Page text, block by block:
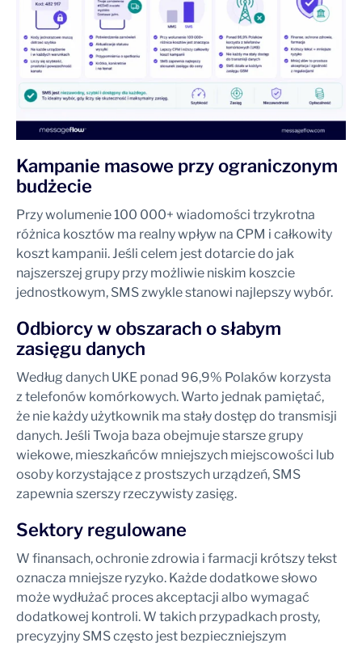
Kampanie masowe przy ograniczonym
budżecie
Przy wolumenie 100 000+ wiadomości trzykrotna
różnica kosztów ma realny wpływ na CPM i całkowity
koszt kampanii. Jeśli celem jest dotarcie do jak
najszerszej grupy przy możliwie niskim koszcie
jednostkowym, SMS zwykle stanowi najlepszy wybór.
Odbiorcy w obszarach o słabym
zasięgu danych
Według danych UKE ponad 96,9% Polaków korzysta
z telefonów komórkowych. Warto jednak pamiętać,
że nie każdy użytkownik ma stały dostęp do transmisji
danych. Jeśli Twoja baza obejmuje starsze grupy
wiekowe, mieszkańców mniejszych miejscowości lub
osoby korzystające z prostszych urządzeń, SMS
zapewnia szerszy rzeczywisty zasięg.
Sektory regulowane
W finansach, ochronie zdrowia i farmacji krótszy tekst
oznacza mniejsze ryzyko. Każde dodatkowe słowo
może wydłużać proces akceptacji albo wymagać
dodatkowej kontroli. W takich przypadkach prosty,
precyzyjny SMS często jest bezpieczniejszym